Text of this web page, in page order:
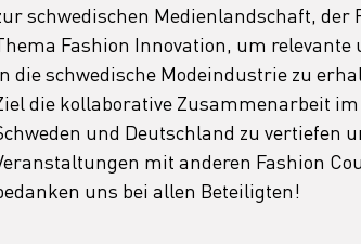
schwedischen Medienlandschaft, der
Fashion Innovation, um
die schwedische Modeindustrie zu
die kollaborative Zusammenarbeit im
und Deutschland zu vertiefen
mit anderen Fashion
uns bei allen Beteiligten!